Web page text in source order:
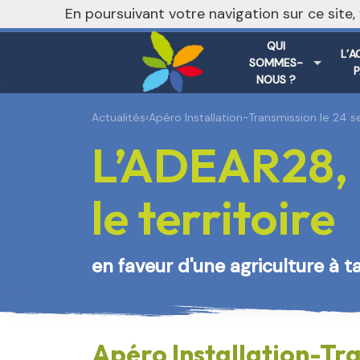
QUI
SOMMES-
NOUS ?
Actualités›Apéro Installation-Transmission le 24
le territoire
en faveur d'une agriculture à
Apéro Installation-
En poursuivant votre navigation sur ce